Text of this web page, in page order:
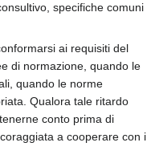
specifiche comuni
ai requisiti del
di normazione, quando le
quando le norme
Qualora tale ritardo
conto prima di
a cooperare con i